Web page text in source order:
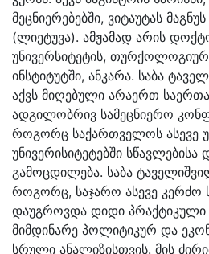
მეცნიერებებში, ვიტაუტას
(ლიეტუვა). ამჟამად არის
უნივერსიტეტის,
ინსტიტუტში, ანკარა. საბა
აქვს მიღებული არაერთ
ადგილობრივ სამეცნიერო
როგორც საქართველოს ასევე
უნივერისიტეტებში სწავლებისა
გამოცდილება. საბა
როგორც, საჯარო ასევე კერძო
დაუგროვდა დიდი
მიმდინარე პოლიტიკურ და
სრული ანალიზისთვის. მის